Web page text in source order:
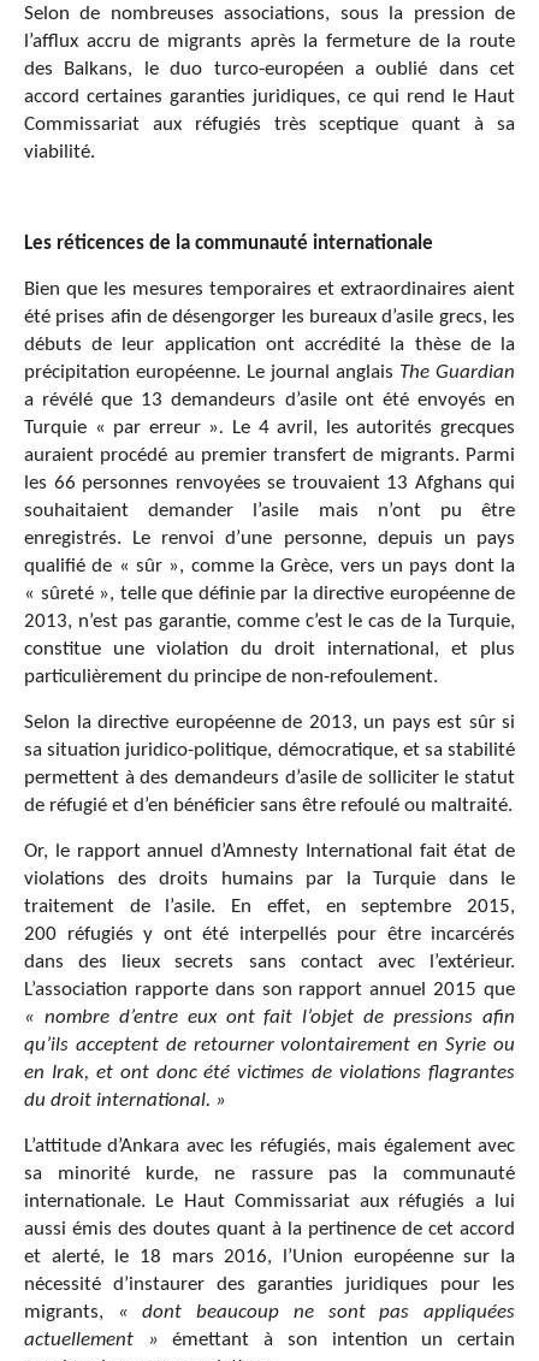
Selon de nombreuses associations, sous la pression de
l’afflux accru de migrants après la fermeture de la route
des Balkans, le duo turco-européen a oublié dans cet
accord certaines garanties juridiques, ce qui rend le Haut
Commissariat aux réfugiés très sceptique quant à sa
viabilité.
Les réticences de la communauté internationale
Bien que les mesures temporaires et extraordinaires aient
été prises afin de désengorger les bureaux d’asile grecs, les
débuts de leur application ont accrédité la thèse de la
précipitation européenne. Le journal anglais The Guardian
a révélé que 13 demandeurs d’asile ont été envoyés en
Turquie « par erreur ». Le 4 avril, les autorités grecques
auraient procédé au premier transfert de migrants. Parmi
les 66 personnes renvoyées se trouvaient 13 Afghans qui
souhaitaient demander l’asile mais n’ont pu être
enregistrés. Le renvoi d’une personne, depuis un pays
qualifié de « sûr », comme la Grèce, vers un pays dont la
« sûreté », telle que définie par la directive européenne de
2013, n’est pas garantie, comme c’est le cas de la Turquie,
constitue une violation du droit international, et plus
particulièrement du principe de non-refoulement.
Selon la directive européenne de 2013, un pays est sûr si
sa situation juridico-politique, démocratique, et sa stabilité
permettent à des demandeurs d’asile de solliciter le statut
de réfugié et d’en bénéficier sans être refoulé ou maltraité.
Or, le rapport annuel d’Amnesty International fait état de
violations des droits humains par la Turquie dans le
traitement de l’asile. En effet, en septembre 2015,
200 réfugiés y ont été interpellés pour être incarcérés
dans des lieux secrets sans contact avec l’extérieur.
L’association rapporte dans son rapport annuel 2015 que
« nombre d’entre eux ont fait l’objet de pressions afin
qu’ils acceptent de retourner volontairement en Syrie ou
en Irak, et ont donc été victimes de violations flagrantes
du droit international. »
L’attitude d’Ankara avec les réfugiés, mais également avec
sa minorité kurde, ne rassure pas la communauté
internationale. Le Haut Commissariat aux réfugiés a lui
aussi émis des doutes quant à la pertinence de cet accord
et alerté, le 18 mars 2016, l’Union européenne sur la
nécessité d’instaurer des garanties juridiques pour les
migrants,
« dont beaucoup ne sont pas appliquées
actuellement » émettant à son intention un certain